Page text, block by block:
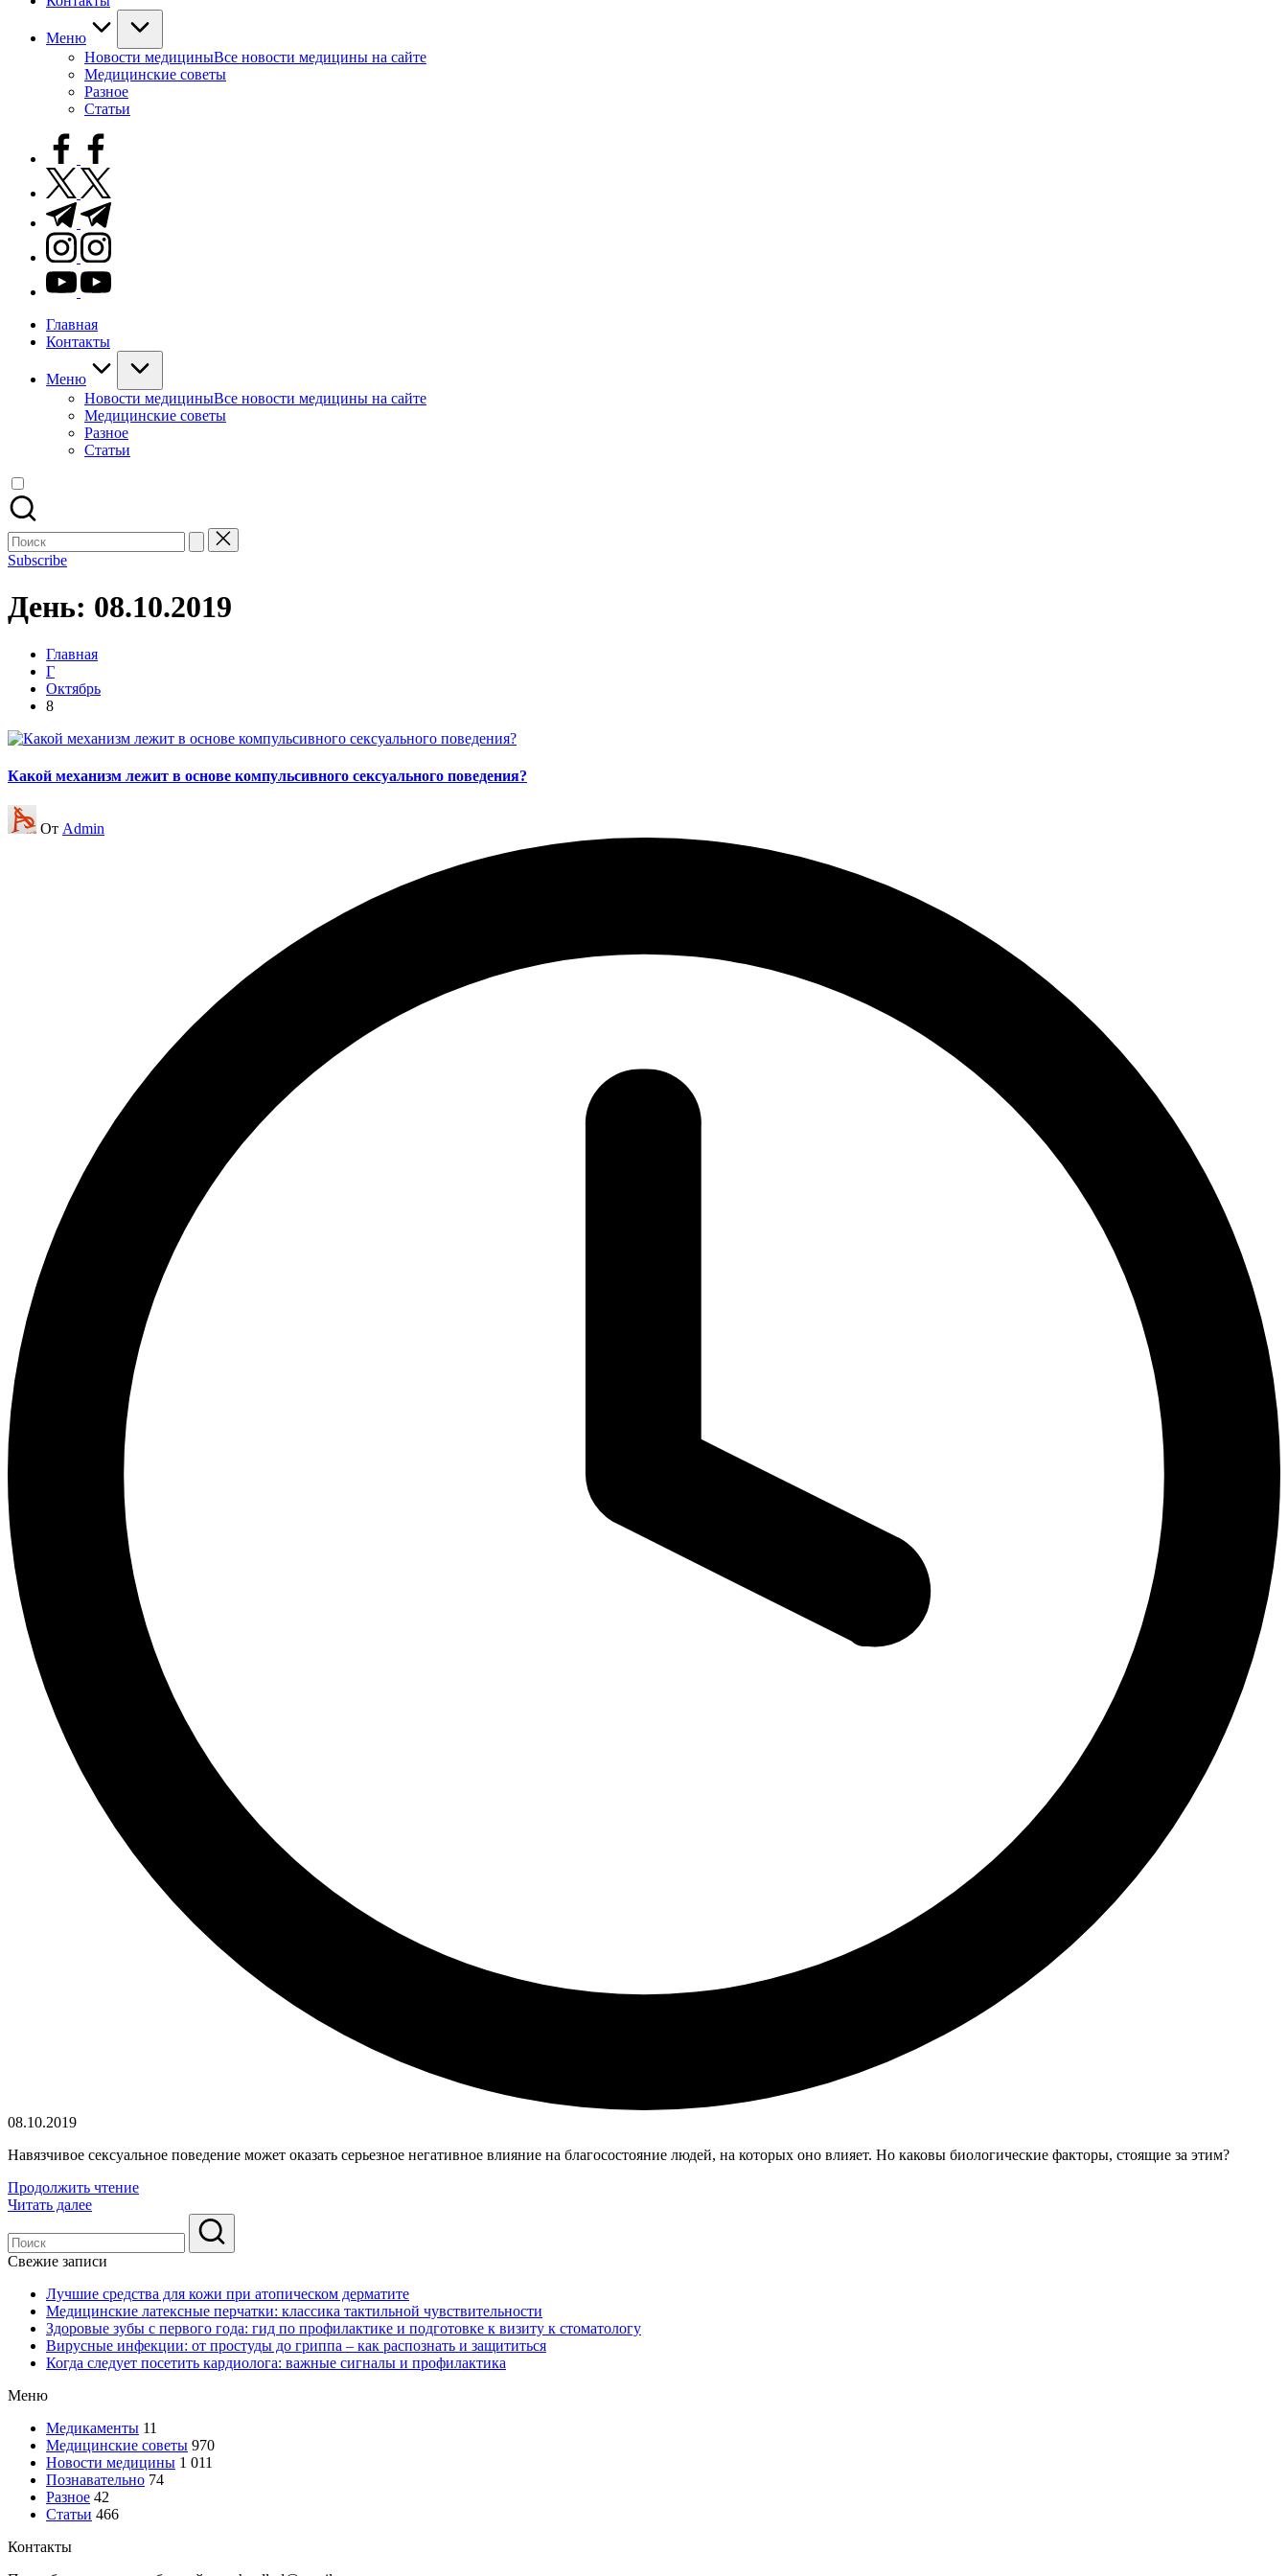
Меню
Новости медициныВсе новости медицины на сайте
Медицинские советы
Разное
Статьи
facebook.com
twitter.com
t.me
instagram.com
youtube.com
Главная
Контакты
Меню
Новости медициныВсе новости медицины на сайте
Медицинские советы
Разное
Статьи
Поиск
для:
Subscribe
День: 08.10.2019
Главная
Г
Октябрь
8
Какой механизм лежит в основе компульсивного сексуального поведения?
Запись
от
От Admin
08.10.2019
Навязчивое сексуальное поведение может оказать серьезное негативное влияние на благосостояние людей, на которых оно влияет. Но каковы биологические факторы, стоящие за этим?
Продолжить чтение
Читать далее
Свежие записи
Лучшие средства для кожи при атопическом дерматите
Медицинские латексные перчатки: классика тактильной чувствительности
Здоровые зубы с первого года: гид по профилактике и подготовке к визиту к стоматологу
Вирусные инфекции: от простуды до гриппа – как распознать и защититься
Когда следует посетить кардиолога: важные сигналы и профилактика
Меню
Медикаменты 11
Медицинские советы 970
Новости медицины 1 011
Познавательно 74
Разное 42
Статьи 466
Контакты